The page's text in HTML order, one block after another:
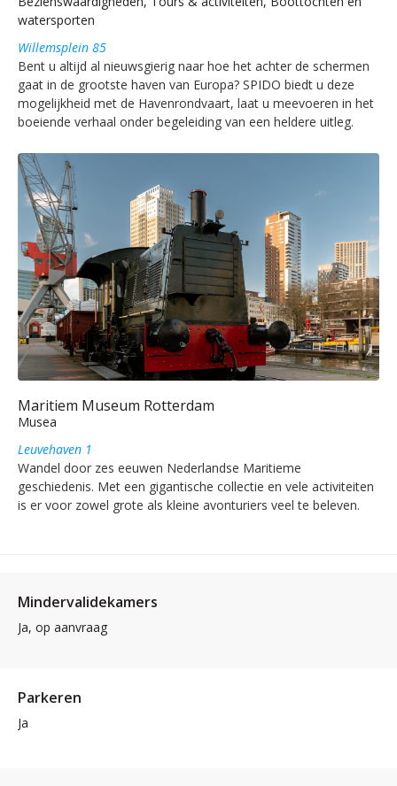
watersporten
Willemsplein 85
Bent u altijd al nieuwsgierig naar hoe het achter de schermen
gaat in de grootste haven van Europa? SPIDO biedt u deze
mogelijkheid met de Havenrondvaart, laat u meevoeren in het
boeiende verhaal onder begeleiding van een heldere uitleg.
Maritiem Museum Rotterdam
Musea
Leuvehaven 1
Wandel door zes eeuwen Nederlandse Maritieme
geschiedenis. Met een gigantische collectie en vele activiteiten
is er voor zowel grote als kleine avonturiers veel te beleven.
Mindervalidekamers
Ja, op aanvraag
Parkeren
Ja